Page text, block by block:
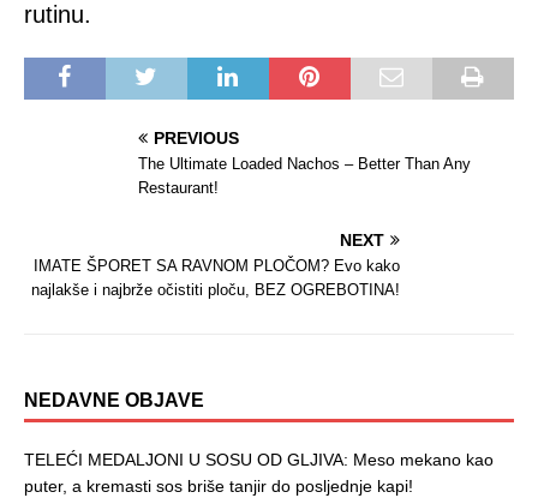
rutinu.
PREVIOUS
The Ultimate Loaded Nachos – Better Than Any
Restaurant!
NEXT
IMATE ŠPORET SA RAVNOM PLOČOM? Evo kako
najlakše i najbrže očistiti ploču, BEZ OGREBOTINA!
NEDAVNE OBJAVE
TELEĆI MEDALJONI U SOSU OD GLJIVA: Meso mekano kao
puter, a kremasti sos briše tanjir do posljednje kapi!